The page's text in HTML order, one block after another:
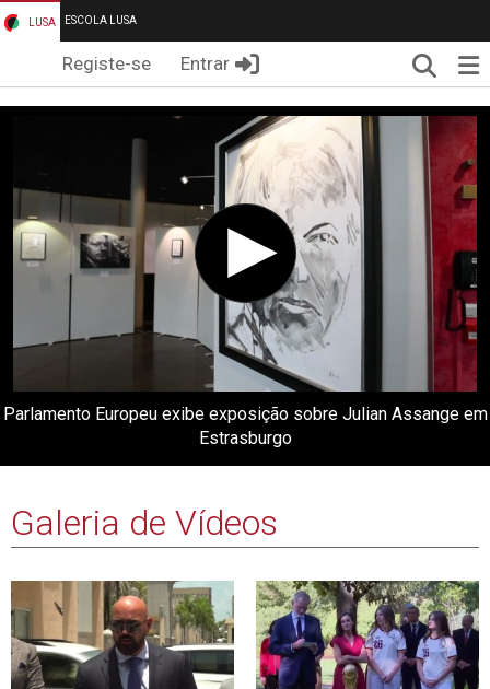
LUSA ESCOLA LUSA
Registe-se Entrar
Parlamento Europeu exibe exposição sobre Julian Assange em
Estrasburgo
Galeria de Vídeos